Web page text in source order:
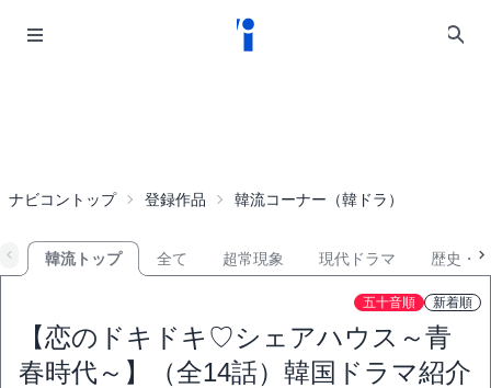
ナビコントップ 登録作品 韓流コーナー（韓ドラ）
韓流トップ 全て 超常現象 現代ドラマ 歴史・
五十音順 新着順
【恋のドキドキ♡シェアハウス～青
春時代～】（全14話）韓国ドラマ紹介